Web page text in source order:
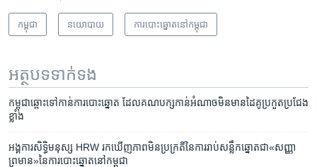
កម្ពុជា នយោបាយ ​ការ​បោះឆ្នោត​​នៅ​កម្ពុជា
អត្ថបទ​ទាក់ទង
កម្ពុជា​ឆ្ពោះ​ទៅ​កាន់​​ការ​បោះ​ឆ្នោត ​ដែល​គណបក្ស​កាន់​អំណាច​មិន​មាន​ដៃ​គូ​ប្រកួត​ប្រជែង​
ខ្លាំង​​
អង្គការ​សិទ្ធិ​មនុស្ស​ HRW ​រក​ឃើញ​ភាព​មិន​ប្រក្រតី​នៃ​ការ​រាប់​សន្លឹក​ឆ្នោត​ជា​«សញ្ញា​
ព្រមាន»​នៃ​ការ​បោះឆ្នោត​នៅ​កម្ពុជា​